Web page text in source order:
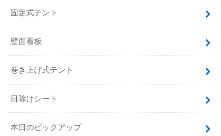
固定式テント
壁面看板
巻き上げ式テント
日除けシート
本日のピックアップ